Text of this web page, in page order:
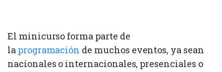
El minicurso forma parte de
la programación de muchos eventos, ya sean
nacionales o internacionales, presenciales o